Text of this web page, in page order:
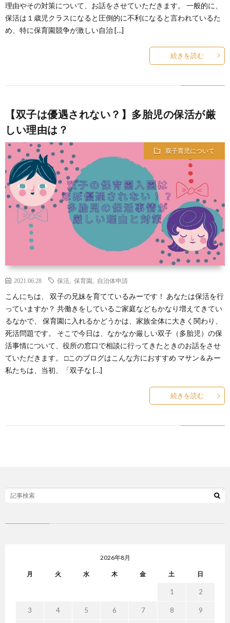
理由やその対策について、お話をさせていただきます。 一般的に、
保活は１歳児クラスになると圧倒的に不利になると言われているた
め、特に保育園競争が激しい自治 […]
続きを読む
【双子は優遇されない？】多胎児の保活が厳
しい理由は？
双子育児について
2021.06.28 保活 保育園 自治体申請
こんにちは、 双子の兄妹を育てているみーです！ あなたは保活を行
っていますか？ 共働きをしているご家庭などもかなり増えてきてい
るなかで、 保育園に入れるかどうかは、家族全体に大きく関わり、
死活問題です。 そこで今日は、なかなか厳しい双子（多胎児）の保
活事情について、役所の窓口で相談に行ってきたときのお話をさせ
ていただきます。 □このブログはこんな方におすすめ マサン＆みー
私たちは、当初、「双子な […]
続きを読む
2026年8月
月 火 水 木 金 土 日
1 2
3 4 5 6 7 8 9